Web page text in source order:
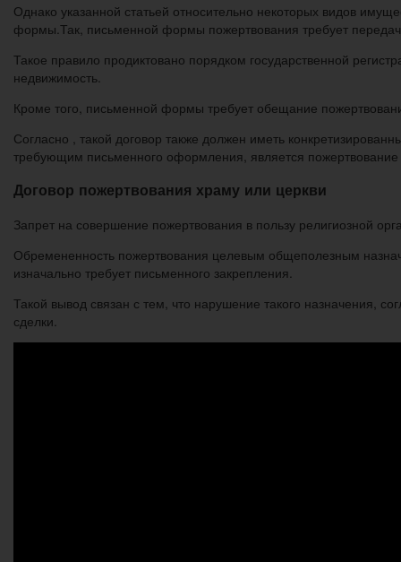
Однако указанной статьей относительно некоторых видов
формы.Так, письменной формы пожертвования требует
Такое правило продиктовано порядком государственной
недвижимость.
Кроме того, письменной формы требует обещание
Согласно , такой договор также должен иметь
требующим письменного оформления, является
Договор пожертвования храму или церкви
Запрет на совершение пожертвования в пользу религиозной
Обремененность пожертвования целевым общеполезным
изначально требует письменного закрепления.
Такой вывод связан с тем, что нарушение такого назначения,
сделки.